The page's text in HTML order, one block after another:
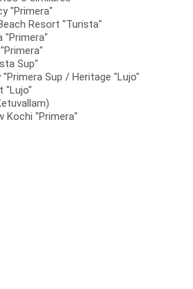
"Primera"
Resort "Turista"
"Primera"
Sup"
"Primera Sup / Heritage "Lujo"
"Lujo"
Kochi "Primera"